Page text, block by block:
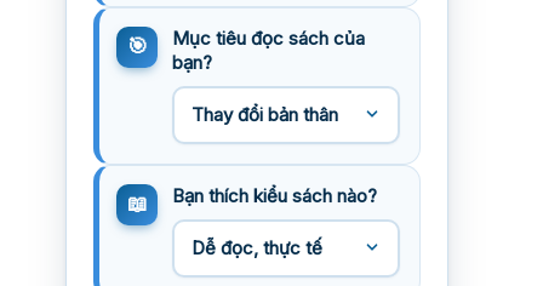
Mục tiêu đọc sách của
bạn?
Bạn thích kiểu sách nào?